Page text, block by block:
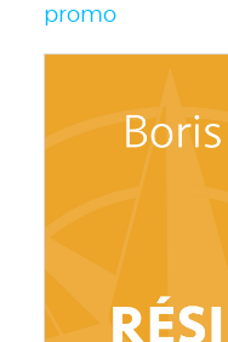
promo